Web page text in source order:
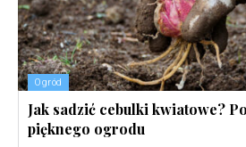
Ogród
Jak sadzić cebulki kwiatowe?
pięknego ogrodu